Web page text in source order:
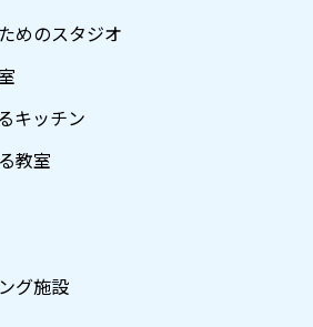
めのスタジオ
キッチン
教室
グ施設